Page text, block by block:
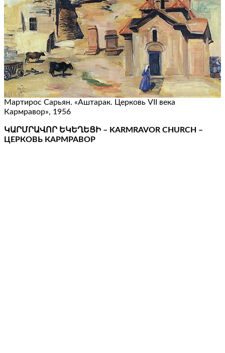
Мартирос Сарьян. «Аштарак. Церковь VII века
Кармравор», 1956
ԿԱՐՄՐԱՎՈՐ ԵԿԵՂԵՑԻ – KARMRAVOR CHURCH –
ЦЕРКОВЬ КАРМРАВОР